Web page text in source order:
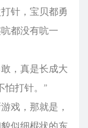
针，宝贝都勇
都没有吭一
，真是长成大
怕打针。”
戏，那就是，
似细棍状的东